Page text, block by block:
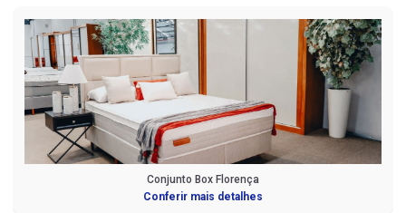
Conjunto Box Florença
Conferir mais detalhes